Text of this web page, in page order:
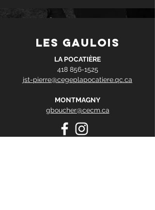
les gaulois
LA POCATIÈRE
418 856-1525
jst-pierre@cegeplapocatiere.qc.ca
MONTMAGNY
gboucher@cecm.ca